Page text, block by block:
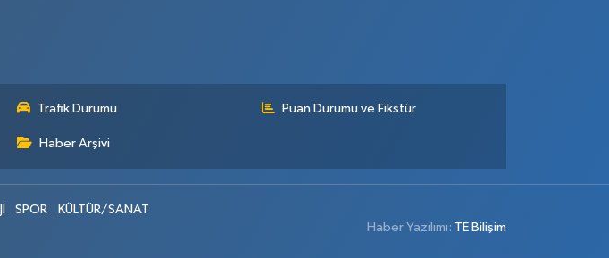
Trafik Durumu Puan Durumu ve Fikstür
Haber Arşivi
SPOR
KÜLTÜR/SANAT
Haber Yazılımı: TE Bilişim